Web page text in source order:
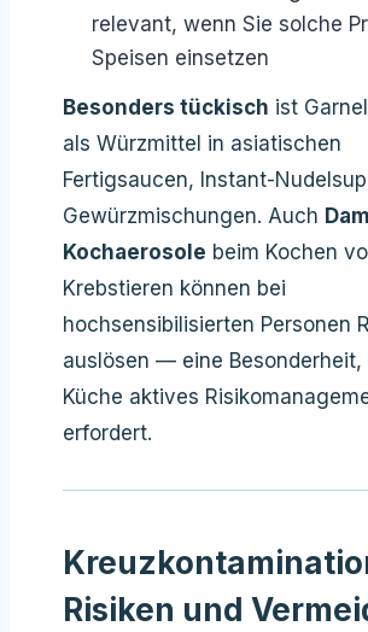
relevant, wenn Sie solche
Speisen einsetzen
Besonders tückisch ist
als Würzmittel in asiatischen
Fertigsaucen, Instant-
Gewürzmischungen. Auch
Kochaerosole beim Kochen
Krebstieren können bei
hochsensibilisierten Personen
auslösen — eine Besonderheit,
Küche aktives
erfordert.
Risiken und